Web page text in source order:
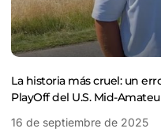
La historia más cruel: un
PlayOff del U.S. Mid-
16 de septiembre de 2025